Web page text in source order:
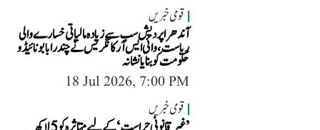
قومی خبریں
آندھرا پردیش سب سے زیادہ مالیاتی خسارے والی
ریاست، وائی ایس آر کانگریس نے چندرابابو نائیڈو
حکومت کو بنایا نشانہ
18 Jul 2026, 7:00 PM
قومی خبریں